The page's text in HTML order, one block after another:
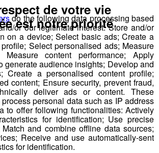
d'hôtellerie
sauveteur - Maître
sauveteuse
de physiques
accueil restauration H-F
Serveuse de restaurant
serveuse
do the following data processing based
or our legitimate interest: Store and/or
on a device; Select basic ads; Create a
Select personalised ads; Measure
Measure content performance; Apply
generate audience insights; Develop and
Create a personalised content profile;
content; Ensure security, prevent fraud,
deliver ads or content. These
personal data such as IP address
to offer following functionalities: Actively
for identification; Use precise
and combine offline data sources;
Receive and use automatically-sent
for identification.
de votre vie
est notre priorité